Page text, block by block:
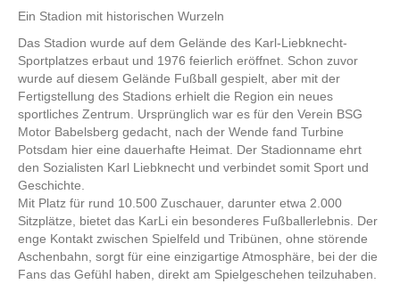
Ein Stadion mit historischen Wurzeln
Das Stadion wurde auf dem Gelände des Karl-Liebknecht-
Sportplatzes erbaut und 1976 feierlich eröffnet. Schon zuvor
wurde auf diesem Gelände Fußball gespielt, aber mit der
Fertigstellung des Stadions erhielt die Region ein neues
sportliches Zentrum. Ursprünglich war es für den Verein BSG
Motor Babelsberg gedacht, nach der Wende fand Turbine
Potsdam hier eine dauerhafte Heimat. Der Stadionname ehrt
den Sozialisten Karl Liebknecht und verbindet somit Sport und
Geschichte.
Mit Platz für rund 10.500 Zuschauer, darunter etwa 2.000
Sitzplätze, bietet das KarLi ein besonderes Fußballerlebnis. Der
enge Kontakt zwischen Spielfeld und Tribünen, ohne störende
Aschenbahn, sorgt für eine einzigartige Atmosphäre, bei der die
Fans das Gefühl haben, direkt am Spielgeschehen teilzuhaben.